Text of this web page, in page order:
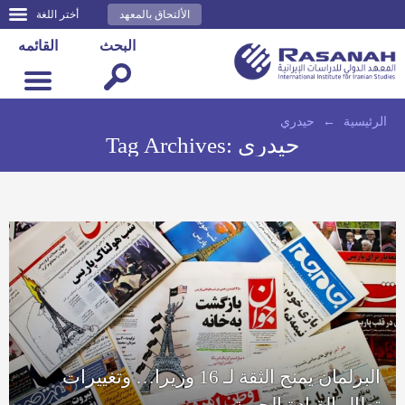
أختر اللغة الألتحاق بالمعهد
القائمه البحث
الرئيسية ← حيدري
Tag Archives: حيدري
البرلمان يمنح الثقة لـ 16 وزيرا… وتغييرات